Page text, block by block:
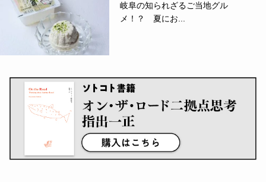
岐阜の知られざるご当地グル
メ！？ 夏にお...